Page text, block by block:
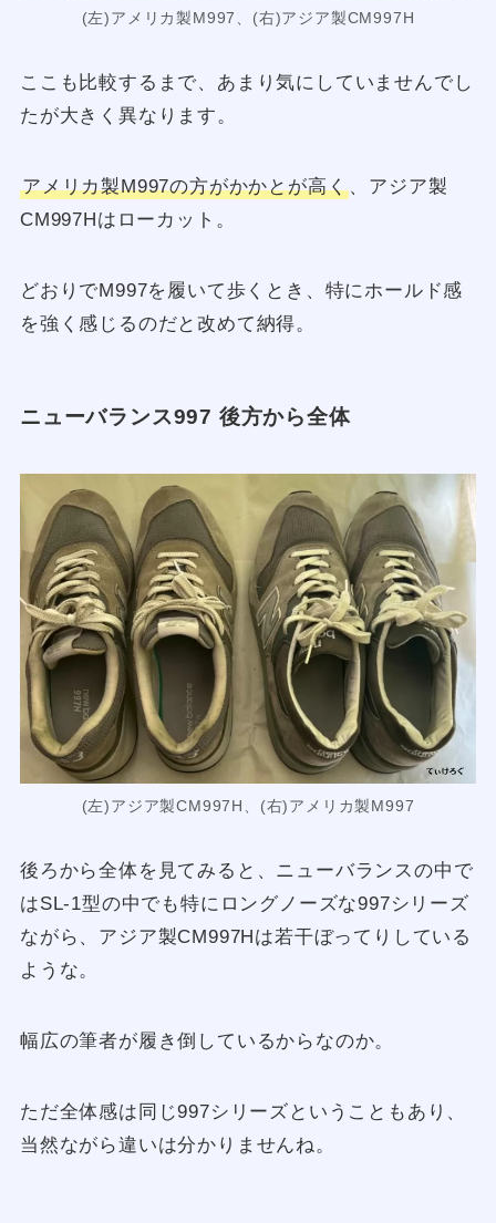
(左)アメリカ製M997、(右)アジア製CM997H
ここも比較するまで、あまり気にしていませんでし
たが大きく異なります。
アメリカ製M997の方がかかとが高く、アジア製
CM997Hはローカット。
どおりでM997を履いて歩くとき、特にホールド感
を強く感じるのだと改めて納得。
ニューバランス997 後方から全体
(左)アジア製CM997H、(右)アメリカ製M997
後ろから全体を見てみると、ニューバランスの中で
はSL-1型の中でも特にロングノーズな997シリーズ
ながら、アジア製CM997Hは若干ぼってりしている
ような。
幅広の筆者が履き倒しているからなのか。
ただ全体感は同じ997シリーズということもあり、
当然ながら違いは分かりませんね。